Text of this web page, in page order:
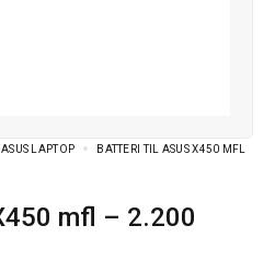
ASUS LAPTOP
BATTERI TIL ASUS X450 MFL